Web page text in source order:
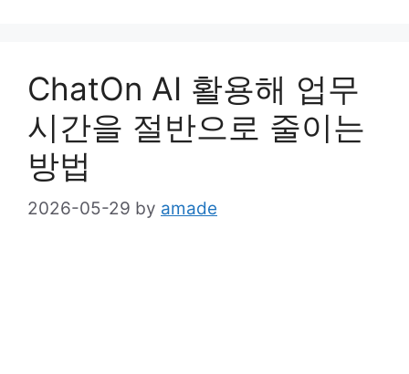
ChatOn AI 활용해 업무
시간을 절반으로 줄이는
방법
2026-05-29 by amade